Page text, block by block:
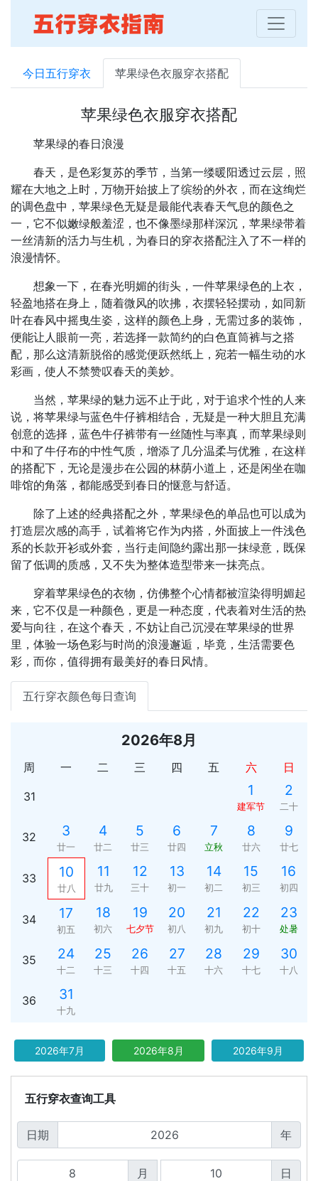
今日五行穿衣 苹果绿色衣服穿衣搭配
苹果绿色衣服穿衣搭配
苹果绿的春日浪漫
春天，是色彩复苏的季节，当第一缕暖阳透过云层，照
耀在大地之上时，万物开始披上了缤纷的外衣，而在这绚烂
的调色盘中，苹果绿色无疑是最能代表春天气息的颜色之
一，它不似嫩绿般羞涩，也不像墨绿那样深沉，苹果绿带着
一丝清新的活力与生机，为春日的穿衣搭配注入了不一样的
浪漫情怀。
想象一下，在春光明媚的街头，一件苹果绿色的上衣，
轻盈地搭在身上，随着微风的吹拂，衣摆轻轻摆动，如同新
叶在春风中摇曳生姿，这样的颜色上身，无需过多的装饰，
便能让人眼前一亮，若选择一款简约的白色直筒裤与之搭
配，那么这清新脱俗的感觉便跃然纸上，宛若一幅生动的水
彩画，使人不禁赞叹春天的美妙。
当然，苹果绿的魅力远不止于此，对于追求个性的人来
说，将苹果绿与蓝色牛仔裤相结合，无疑是一种大胆且充满
创意的选择，蓝色牛仔裤带有一丝随性与率真，而苹果绿则
中和了牛仔布的中性气质，增添了几分温柔与优雅，在这样
的搭配下，无论是漫步在公园的林荫小道上，还是闲坐在咖
啡馆的角落，都能感受到春日的惬意与舒适。
除了上述的经典搭配之外，苹果绿色的单品也可以成为
打造层次感的高手，试着将它作为内搭，外面披上一件浅色
系的长款开衫或外套，当行走间隐约露出那一抹绿意，既保
留了低调的质感，又不失为整体造型带来一抹亮点。
穿着苹果绿色的衣物，仿佛整个心情都被渲染得明媚起
来，它不仅是一种颜色，更是一种态度，代表着对生活的热
爱与向往，在这个春天，不妨让自己沉浸在苹果绿的世界
里，体验一场色彩与时尚的浪漫邂逅，毕竟，生活需要色
彩，而你，值得拥有最美好的春日风情。
五行穿衣颜色每日查询
2026年8月
周 一 二 三 四 五 六 日
31 1
建军节
2
二十
32 3
廿一
4
廿二
5
廿三
6
廿四
7
立秋
8
廿六
9
廿七
33 10
廿八
11
廿九
12
三十
13
初一
14
初二
15
初三
16
初四
34 17
初五
18
初六
19
七夕节
20
初八
21
初九
22
初十
23
处暑
35 24
十二
25
十三
26
十四
27
十五
28
十六
29
十七
30
十八
36 31
十九
2026年7月 2026年8月 2026年9月
五行穿衣查询工具
日期 年
月 日